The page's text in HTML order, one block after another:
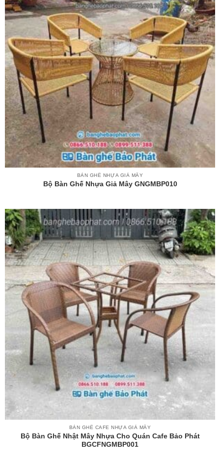
BÀN GHẾ NHỰA GIẢ MÂY
Bộ Bàn Ghế Nhựa Giả Mây GNGMBP010
BÀN GHẾ CAFE NHỰA GIẢ MÂY
Bộ Bàn Ghế Nhật Mây Nhựa Cho Quán Cafe Bảo Phát
BGCFNGMBP001